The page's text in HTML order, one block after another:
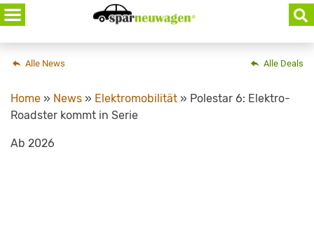
Skip
to
content
Alle Deals
Alle News
Home » News » Elektromobilität » Polestar 6: Elektro-
Roadster kommt in Serie
Ab 2026